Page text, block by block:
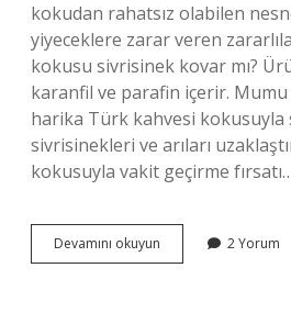
kokudan rahatsız olabilen
yiyeceklere zarar veren
kokusu sivrisinek kovar mı?
karanfil ve parafin içerir. Mumu
harika Türk kahvesi kokusuyla
sivrisinekleri ve arıları
kokusuyla vakit geçirme
Devamını okuyun
Sinek
2 Yorum